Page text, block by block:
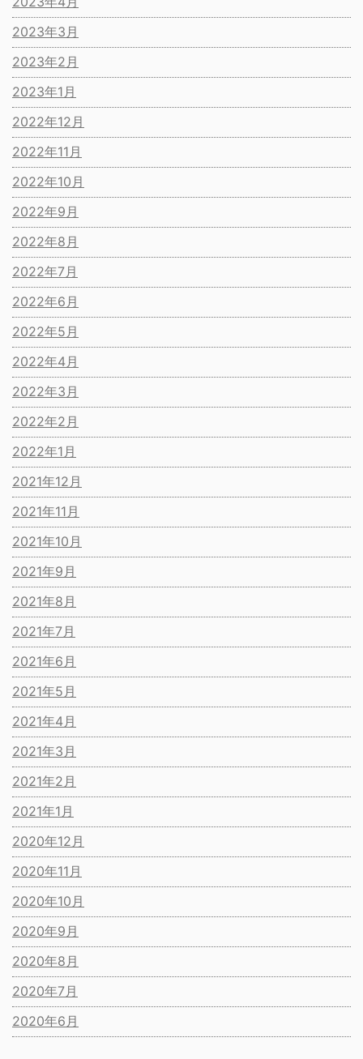
2023年3月
2023年2月
2023年1月
2022年12月
2022年11月
2022年10月
2022年9月
2022年8月
2022年7月
2022年6月
2022年5月
2022年4月
2022年3月
2022年2月
2022年1月
2021年12月
2021年11月
2021年10月
2021年9月
2021年8月
2021年7月
2021年6月
2021年5月
2021年4月
2021年3月
2021年2月
2021年1月
2020年12月
2020年11月
2020年10月
2020年9月
2020年8月
2020年7月
2020年6月